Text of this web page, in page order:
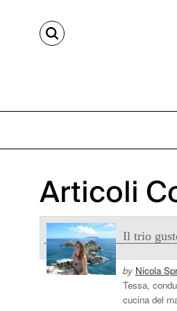
CERCA
Articoli
Il trio
by Nicola
Tessa,
cucina del